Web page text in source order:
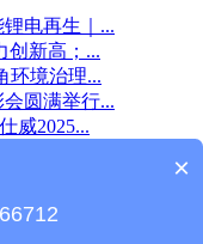
电再生｜...
创新高；...
环境治理...
圆满举行...
威2025...
×